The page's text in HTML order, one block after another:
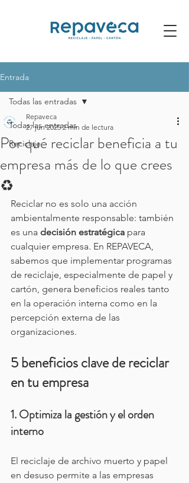
Entrada
Todas las entradas
Reciclaje
Todas las entradas
Por qué reciclar beneficia a tu
empresa más de lo que crees
♻️
Repaveca
27 jun 2025 2 min de lectura
Reciclar no es solo una acción
ambientalmente responsable: también
es una decisión estratégica para
cualquier empresa. En REPAVECA,
sabemos que implementar programas
de reciclaje, especialmente de papel y
cartón, genera beneficios reales tanto
en la operación interna como en la
percepción externa de las
organizaciones.
5 beneficios clave de reciclar
en tu empresa
1. Optimiza la gestión y el orden
interno
El reciclaje de archivo muerto y papel
en desuso permite a las empresas